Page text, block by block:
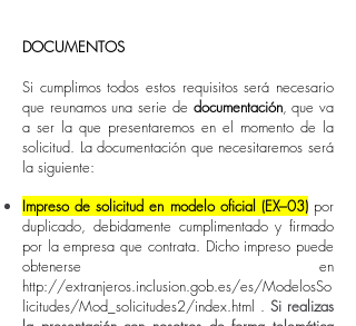
DOCUMENTOS
Si cumplimos todos estos requisitos será necesario
que reunamos una serie de documentación, que va
a ser la que presentaremos en el momento de la
solicitud. La documentación que necesitaremos será
la siguiente:
Impreso de solicitud en modelo oficial (EX–03)por
duplicado, debidamente cumplimentado y firmado
por la empresa que contrata. Dicho impreso puede
obtenerse en
http://extranjeros.inclusion.gob.es/es/ModelosSo
licitudes/Mod_solicitudes2/index.html . Si realizas